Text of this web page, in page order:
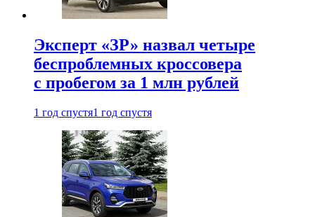
Эксперт «ЗР» назвал четыре
беспроблемных кроссовера
с пробегом за 1 млн рублей
1 год спустя1 год спустя